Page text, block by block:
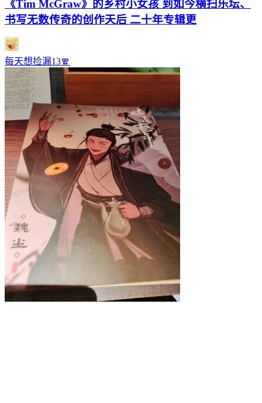
《Tim McGraw》的乡村小女孩 到如今横扫乐坛、
书写无数传奇的创作天后 二十年专辑更
每天想捡漏13🧣